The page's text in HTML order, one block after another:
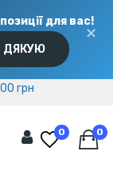
для вас!
ДЯКУЮ
✕
грн
грн
0 0